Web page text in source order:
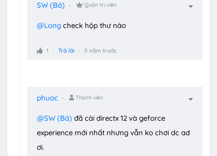
SW (Bá) Quản trị viên
@Long check hộp thư nào
1 Trả lời 5 năm trước
phuoc Thành viên
@SW (Bá) đã cài directx 12 và geforce
experience mới nhất nhưng vẫn ko chơi dc ad
ơi.